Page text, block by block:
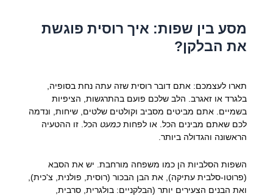
מסע בין שפות: איך רוסית פוגשת
את הבלקן?
תארו לעצמכם: אתם דובר רוסית שזה עתה נחת בסופיה,
בלגרד או זאגרב. הלב שלכם פועם בהתרגשות, הציפיות
בשמיים. אתם מביטים מסביב וקולטים שלטים, שיחות, ונדמה
לכם שאתם מבינים הכל. או לפחות כמעט הכל. זו ההטעיה
הראשונה והגדולה ביותר.
השפות הסלביות הן כמו משפחה מורחבת. יש את הסבא
(פרוטו-סלבית עתיקה), את הבן הבכור (רוסית, פולנית, צ'כית),
ואת הבנים הצעירים יותר (הבלקניים: בולגרית, סרבית,